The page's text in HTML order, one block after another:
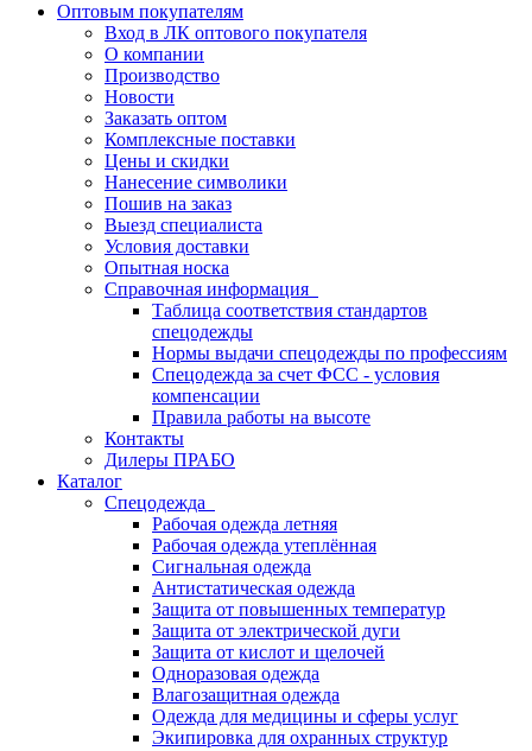
Оптовым покупателям
Вход в ЛК оптового покупателя
О компании
Производство
Новости
Заказать оптом
Комплексные поставки
Цены и скидки
Нанесение символики
Пошив на заказ
Выезд специалиста
Условия доставки
Опытная носка
Справочная информация
Таблица соответствия стандартов
спецодежды
Нормы выдачи спецодежды по профессиям
Спецодежда за счет ФСС - условия
компенсации
Правила работы на высоте
Контакты
Дилеры ПРАБО
Каталог
Спецодежда
Рабочая одежда летняя
Рабочая одежда утеплённая
Сигнальная одежда
Антистатическая одежда
Защита от повышенных температур
Защита от электрической дуги
Защита от кислот и щелочей
Одноразовая одежда
Влагозащитная одежда
Одежда для медицины и сферы услуг
Экипировка для охранных структур